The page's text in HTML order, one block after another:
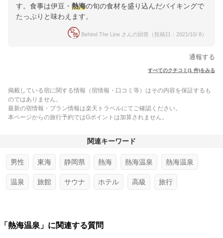
す。食事は伊豆・ 熱海の旬の食材を盛り込んだバイキングで
たっぷりと味わえます。
Behind The Line さんの回答（投稿日：2021/10/ 8）
通報する
すべてのクチコミ(1 件)をみる
掲載している宿に関する情報（宿情報・口コミ等）はその内容を保証するも
のではありません。
最新の宿情報・プラン情報は楽天トラベルにてご確認ください。
本ページからの旅行予約ではGポイントは加算されません。
関連キーワード
男性 東海 静岡県 熱海 熱海温泉 熱海温泉
温泉 旅館 サウナ ホテル 高級 旅行
「熱海温泉」に関連する質問